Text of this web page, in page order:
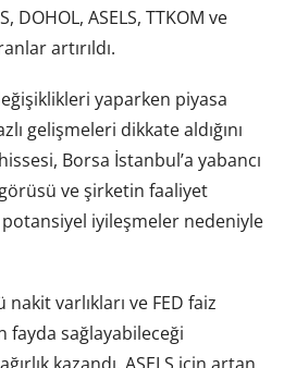
DOHOL, ASELS, TTKOM ve
artırıldı.
yaparken piyasa
gelişmeleri dikkate aldığını
Borsa İstanbul’a yabancı
ve şirketin faaliyet
iyileşmeler nedeniyle
varlıkları ve FED faiz
fayda sağlayabileceği